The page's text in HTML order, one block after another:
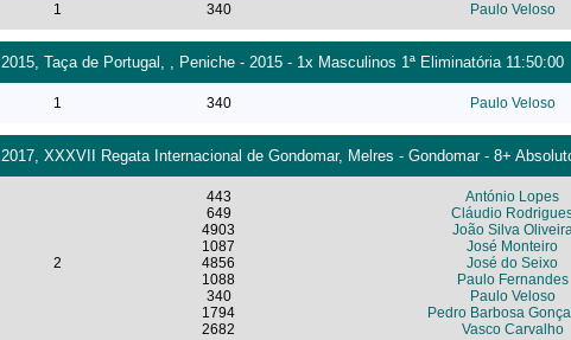
1 340 Paulo Veloso
2015, Taça de Portugal, , Peniche - 2015 - 1x Masculinos 1ª Eliminatória 11:50:00
1 340 Paulo Veloso
2017, XXXVII Regata Internacional de Gondomar, Melres - Gondomar - 8+
2
443
649
4903
1087
4856
1088
340
1794
2682
António Lopes
Cláudio
João Silva
José Monteiro
José do Seixo
Paulo Fernandes
Paulo Veloso
Pedro Barbosa
Vasco Carvalho